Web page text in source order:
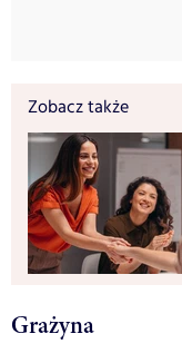
Zobacz także
Grażyna